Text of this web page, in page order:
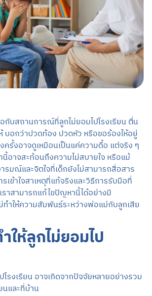
นัดหมายแพทย์
02-589-1889
กับสถานการณ์ที่ลูกไม่ยอมไปโรงเรียน ตื่น
บอกว่าปวดท้อง ปวดหัว หรือขอร้องให้อยู่
ครั้งอาจดูเหมือนเป็นแค่ความดื้อ แต่จริง ๆ
อาจสะท้อนถึงความไม่สบายใจ หรือแม้
มณ์และจิตใจที่เด็กยังไม่สามารถสื่อสาร
เข้าใจสาเหตุที่แท้จริงและวิธีการรับมือที่
ราสามารถแก้ไขปัญหานี้ได้อย่างมี
ทำให้ความสัมพันธ์ระหว่างพ่อแม่กับลูกเสีย
ให้ลูกไม่ยอมไป
รงเรียน อาจเกิดจากปัจจัยหลายอย่างรวม
นและที่บ้าน